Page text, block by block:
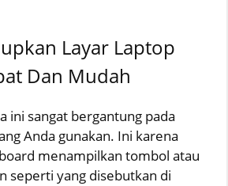
Layar Laptop
Dan Mudah
ini sangat bergantung pada
Anda gunakan. Ini karena
menampilkan tombol atau
seperti yang disebutkan di